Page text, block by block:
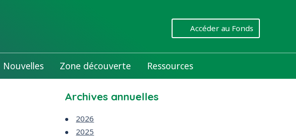
Accéder au Fonds
Nouvelles Zone découverte Ressources
Archives annuelles
2026
2025